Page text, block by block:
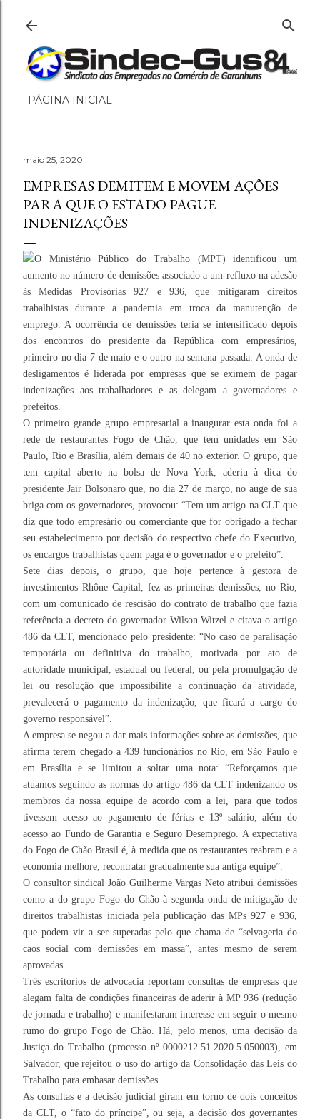
PÁGINA INICIAL
maio 25, 2020
EMPRESAS DEMITEM E MOVEM AÇÕES
PARA QUE O ESTADO PAGUE
INDENIZAÇÕES
O Ministério Público do Trabalho (MPT) identificou um
aumento no número de demissões associado a um refluxo na adesão
às Medidas Provisórias 927 e 936, que mitigaram direitos
trabalhistas durante a pandemia em troca da manutenção de
emprego. A ocorrência de demissões teria se intensificado depois
dos encontros do presidente da República com empresários,
primeiro no dia 7 de maio e o outro na semana passada. A onda de
desligamentos é liderada por empresas que se eximem de pagar
indenizações aos trabalhadores e as delegam a governadores e
prefeitos.
O primeiro grande grupo empresarial a inaugurar esta onda foi a
rede de restaurantes Fogo de Chão, que tem unidades em São
Paulo, Rio e Brasília, além demais de 40 no exterior. O grupo, que
tem capital aberto na bolsa de Nova York, aderiu à dica do
presidente Jair Bolsonaro que, no dia 27 de março, no auge de sua
briga com os governadores, provocou: “Tem um artigo na CLT que
diz que todo empresário ou comerciante que for obrigado a fechar
seu estabelecimento por decisão do respectivo chefe do Executivo,
os encargos trabalhistas quem paga é o governador e o prefeito”.
Sete dias depois, o grupo, que hoje pertence à gestora de
investimentos Rhône Capital, fez as primeiras demissões, no Rio,
com um comunicado de rescisão do contrato de trabalho que fazia
referência a decreto do governador Wilson Witzel e citava o artigo
486 da CLT, mencionado pelo presidente: “No caso de paralisação
temporária ou definitiva do trabalho, motivada por ato de
autoridade municipal, estadual ou federal, ou pela promulgação de
lei ou resolução que impossibilite a continuação da atividade,
prevalecerá o pagamento da indenização, que ficará a cargo do
governo responsável”.
A empresa se negou a dar mais informações sobre as demissões, que
afirma terem chegado a 439 funcionários no Rio, em São Paulo e
em Brasília e se limitou a soltar uma nota: “Reforçamos que
atuamos seguindo as normas do artigo 486 da CLT indenizando os
membros da nossa equipe de acordo com a lei, para que todos
tivessem acesso ao pagamento de férias e 13º salário, além do
acesso ao Fundo de Garantia e Seguro Desemprego. A expectativa
do Fogo de Chão Brasil é, à medida que os restaurantes reabram e a
economia melhore, recontratar gradualmente sua antiga equipe”.
O consultor sindical João Guilherme Vargas Neto atribui demissões
como a do grupo Fogo do Chão à segunda onda de mitigação de
direitos trabalhistas iniciada pela publicação das MPs 927 e 936,
que podem vir a ser superadas pelo que chama de “selvageria do
caos social com demissões em massa”, antes mesmo de serem
aprovadas.
Três escritórios de advocacia reportam consultas de empresas que
alegam falta de condições financeiras de aderir à MP 936 (redução
de jornada e trabalho) e manifestaram interesse em seguir o mesmo
rumo do grupo Fogo de Chão. Há, pelo menos, uma decisão da
Justiça do Trabalho (processo nº 0000212.51.2020.5.050003), em
Salvador, que rejeitou o uso do artigo da Consolidação das Leis do
Trabalho para embasar demissões.
As consultas e a decisão judicial giram em torno de dois conceitos
da CLT, o “fato do príncipe”, ou seja, a decisão dos governantes